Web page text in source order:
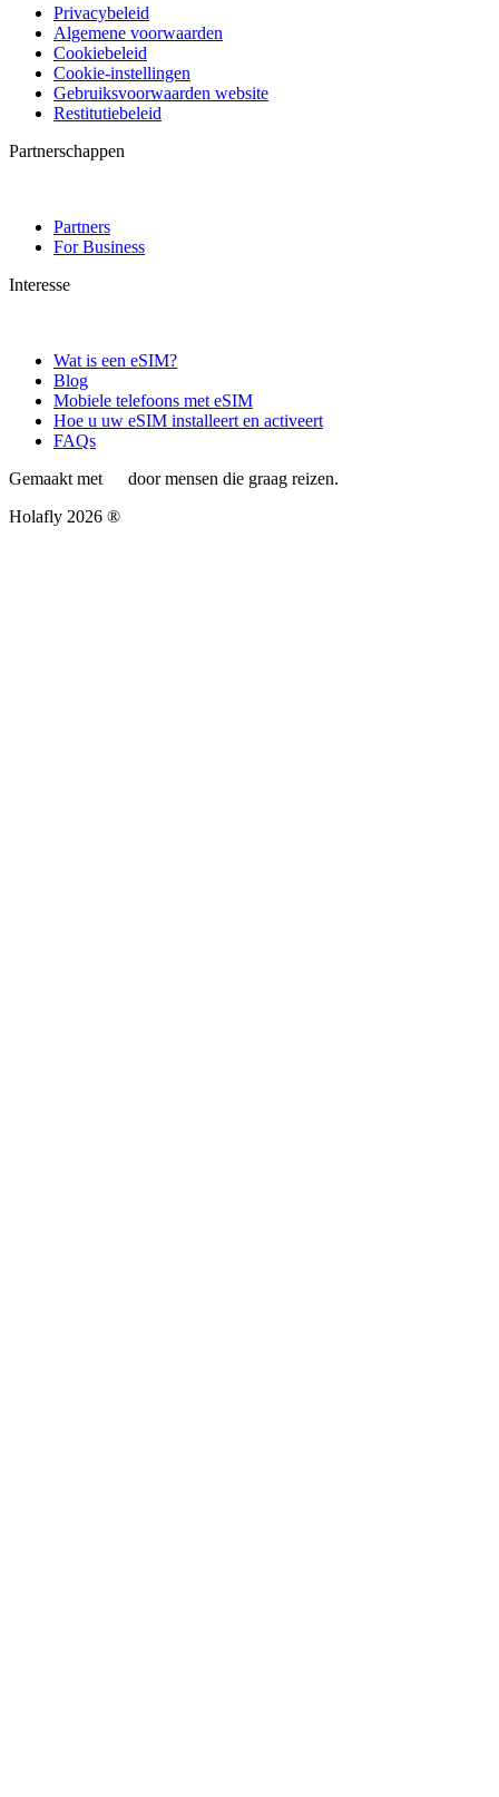
Privacybeleid
Algemene voorwaarden
Cookiebeleid
Cookie-instellingen
Gebruiksvoorwaarden website
Restitutiebeleid
Partnerschappen
Partners
For Business
Interesse
Wat is een eSIM?
Blog
Mobiele telefoons met eSIM
Hoe u uw eSIM installeert en activeert
FAQs
Gemaakt met
door mensen die graag reizen.
Holafly 2026 ®